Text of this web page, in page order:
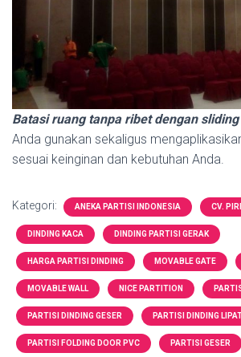
Batasi ruang tanpa ribet dengan
Anda gunakan sekaligus
sesuai keinginan dan kebutuhan Anda.
Kategori: ANEKA PARTISI INDONESIA CV.
DINDING KACA DINDING PARTISI GERAK
HARGA PARTISI DINDING MOVABLE GATE
MOVABLE WALL NICE PARTITION
PARTISI DINDING GESER PARTISI DINDING
PARTISI FOLDING DOOR PVC PARTISI GESER